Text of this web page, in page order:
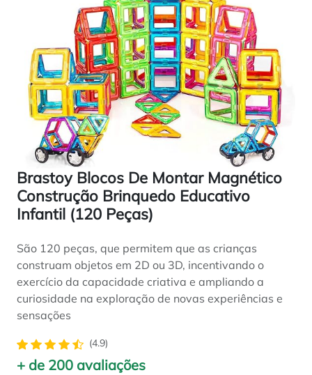
Brastoy Blocos De Montar Magnético
Construção Brinquedo Educativo
Infantil (120 Peças)
São 120 peças, que permitem que as crianças
construam objetos em 2D ou 3D, incentivando o
exercício da capacidade criativa e ampliando a
curiosidade na exploração de novas experiências e
sensações
(4.9)
+ de 200 avaliações